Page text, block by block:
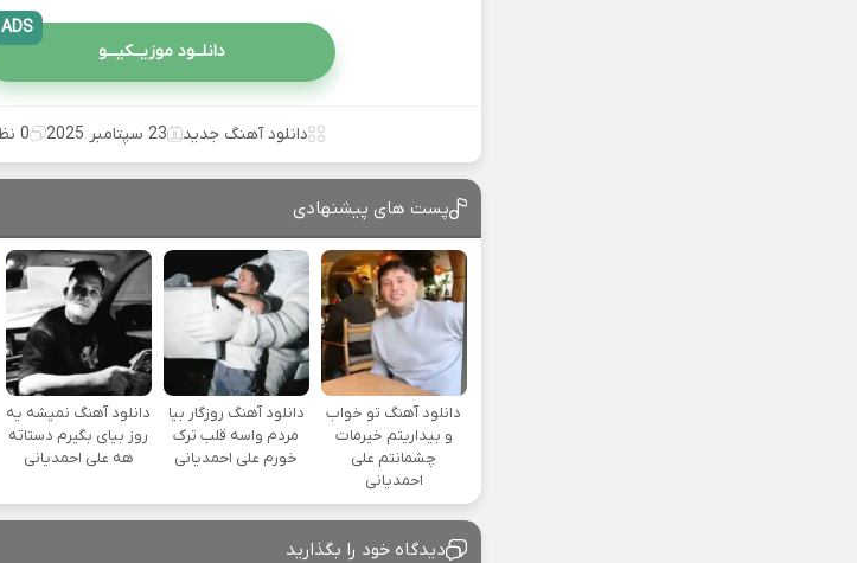
دانلــود موزیــکیـــو
ADS
دانلود آهنگ جدید 23 سپتامبر 2025 0 نظر
پست های پیشنهادی
دانلود آهنگ تو خواب
و بیداریتم خیرمات
چشمانتم علی
احمدیانی
دانلود آهنگ روزگار بیا
مردم واسه قلب ترک
خورم علی احمدیانی
دانلود آهنگ نمیشه یه
روز بیای بگیرم دستاته
هه علی احمدیانی
دیدگاه خود را بگذارید